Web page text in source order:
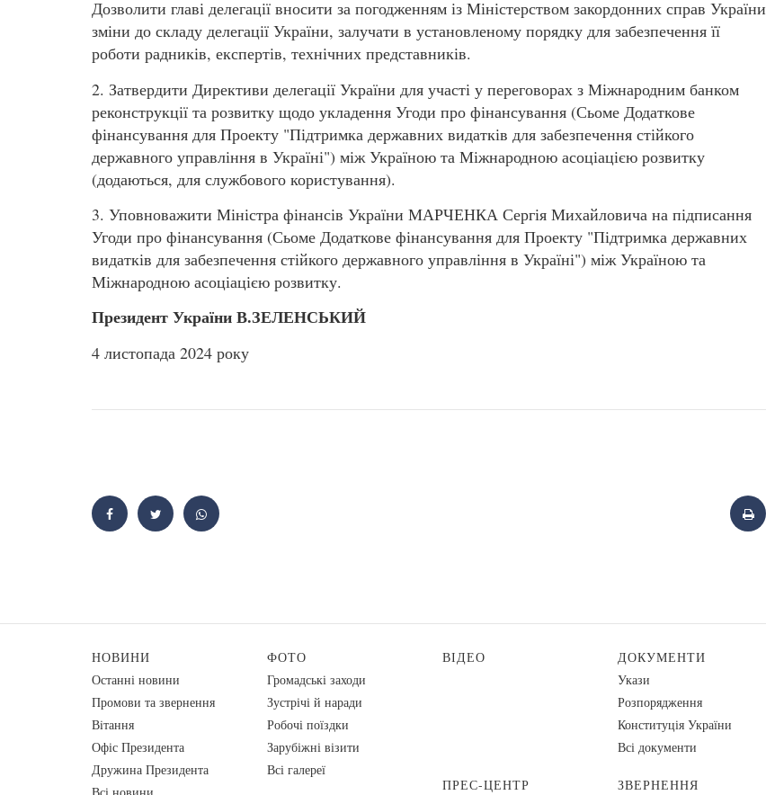
Дозволити главі делегації вносити за погодженням із Міністерством закордонних справ України
зміни до складу делегації України, залучати в установленому порядку для забезпечення її
роботи радників, експертів, технічних представників.
2. Затвердити Директиви делегації України для участі у переговорах з Міжнародним банком
реконструкції та розвитку щодо укладення Угоди про фінансування (Сьоме Додаткове
фінансування для Проекту "Підтримка державних видатків для забезпечення стійкого
державного управління в Україні") між Україною та Міжнародною асоціацією розвитку
(додаються, для службового користування).
3. Уповноважити Міністра фінансів України МАРЧЕНКА Сергія Михайловича на підписання
Угоди про фінансування (Сьоме Додаткове фінансування для Проекту "Підтримка державних
видатків для забезпечення стійкого державного управління в Україні") між Україною та
Міжнародною асоціацією розвитку.
Президент України В.ЗЕЛЕНСЬКИЙ
4 листопада 2024 року
НОВИНИ
Останні новини
Промови та звернення
Вiтання
Офіс Президента
Дружина Президента
ФОТО
Громадські заходи
Зустрічі й наради
Робочі поїздки
Зарубіжні візити
Всі галереї
ВІДЕО
ДОКУМЕНТИ
Укази
Розпорядження
Конституція України
Всі документи
ПРЕС-ЦЕНТР
ЗВЕРНЕННЯ